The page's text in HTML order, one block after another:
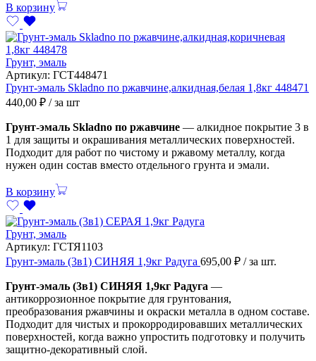
В корзину
Грунт, эмаль
Артикул: ГСТ448471
Грунт-эмаль Skladno по ржавчине,алкидная,белая 1,8кг 448471
440,00 ₽ / за шт
Грунт-эмаль Skladno по ржавчине — алкидное покрытие 3 в
1 для защиты и окрашивания металлических поверхностей.
Подходит для работ по чистому и ржавому металлу, когда
нужен один состав вместо отдельного грунта и эмали.
В корзину
Грунт, эмаль
Артикул: ГСТЯ1103
Грунт-эмаль (3в1) СИНЯЯ 1,9кг Радуга 695,00 ₽ / за шт.
Грунт-эмаль (3в1) СИНЯЯ 1,9кг Радуга —
антикоррозионное покрытие для грунтования,
преобразования ржавчины и окраски металла в одном составе.
Подходит для чистых и прокорродировавших металлических
поверхностей, когда важно упростить подготовку и получить
защитно-декоративный слой.